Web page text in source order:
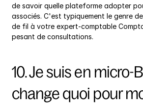
de savoir quelle plateforme adopter
associés. C'est typiquement le genre
de fil à votre expert-comptable
pesant de consultations.
10. Je suis en micro-
change quoi pour